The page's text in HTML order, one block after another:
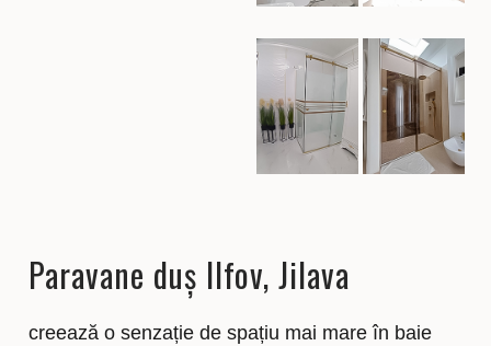
Paravane duș Ilfov, Jilava
creează o senzație de spațiu mai mare în baie